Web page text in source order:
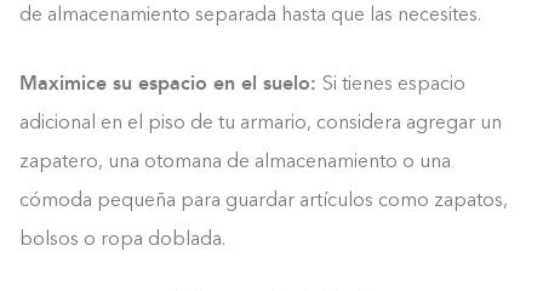
de almacenamiento separada hasta que las necesites.
Maximice su espacio en el suelo: Si tienes espacio
adicional en el piso de tu armario, considera agregar un
zapatero, una otomana de almacenamiento o una
cómoda pequeña para guardar artículos como zapatos,
bolsos o ropa doblada.